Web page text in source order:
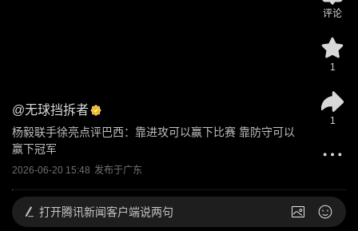
@无球挡拆者
杨毅联手徐亮点评巴西：靠进攻可以赢下比赛 靠防守可以
赢下冠军
2026-06-20 15:48 发布于广东
评论
1
1
打开腾讯新闻客户端说两句